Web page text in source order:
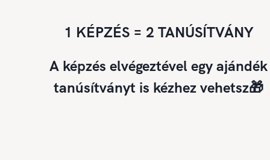
1 KÉPZÉS = 2 TANÚSÍTVÁNY
A képzés elvégeztével egy ajándék
tanúsítványt is kézhez vehetsz🎁